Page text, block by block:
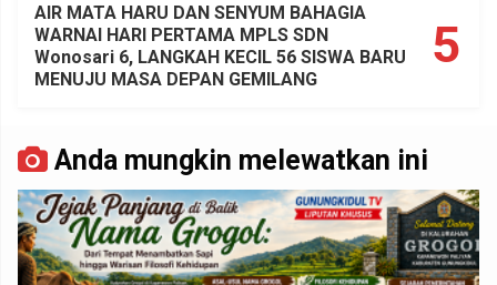
5
AIR MATA HARU DAN SENYUM BAHAGIA
WARNAI HARI PERTAMA MPLS SDN
Wonosari 6, LANGKAH KECIL 56 SISWA BARU
MENUJU MASA DEPAN GEMILANG
Anda mungkin melewatkan ini